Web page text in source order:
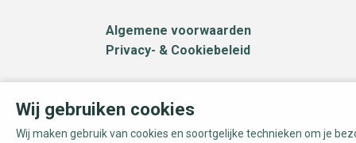
Algemene voorwaarden
Privacy- & Cookiebeleid
Wij gebruiken cookies
Wij maken gebruik van cookies en soortgelijke technieken om je